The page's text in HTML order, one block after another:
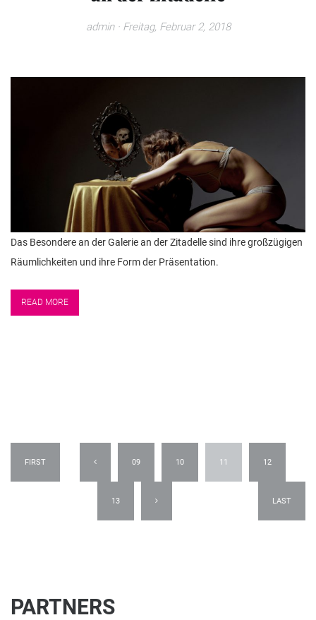
admin· Freitag, Februar 2, 2018
Das Besondere an der Galerie an der Zitadelle sind ihre großzügigen
Räumlichkeiten und ihre Form der Präsentation.
READ MORE
FIRST 09 10 11 12
13 LAST
PARTNERS